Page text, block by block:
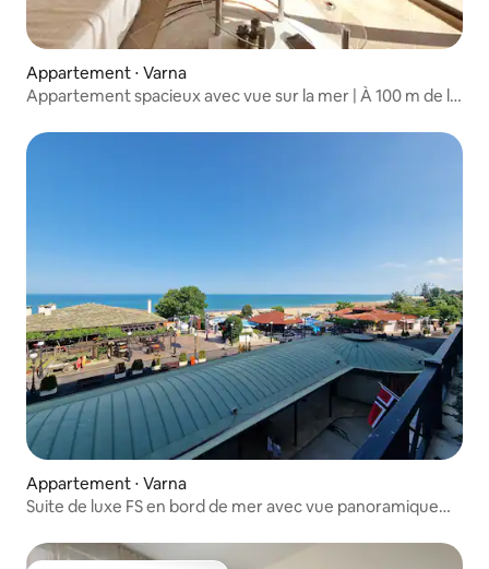
Appartement ⋅ Varna
Appartement spacieux avec vue sur la mer | À 100 m de la
Appartement ⋅ Varna
Suite de luxe FS en bord de mer avec vue panoramique